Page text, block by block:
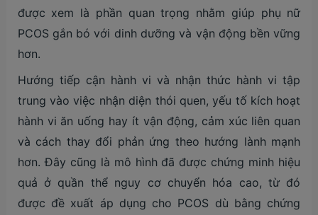
được xem là phần quan trọng nhằm giúp phụ nữ
PCOS gắn bó với dinh dưỡng và vận động bền vững
hơn.
Hướng tiếp cận hành vi và nhận thức hành vi tập
trung vào việc nhận diện thói quen, yếu tố kích hoạt
hành vi ăn uống hay ít vận động, cảm xúc liên quan
và cách thay đổi phản ứng theo hướng lành mạnh
hơn. Đây cũng là mô hình đã được chứng minh hiệu
quả ở quần thể nguy cơ chuyển hóa cao, từ đó
được đề xuất áp dụng cho PCOS dù bằng chứng